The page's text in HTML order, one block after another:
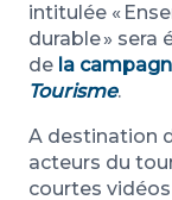
intitulée «
durable »
de la
Tourisme.
A destination
acteurs du
courtes